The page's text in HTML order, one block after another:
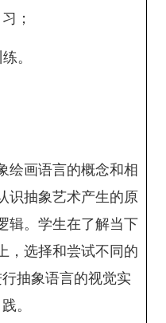
习；
。
绘画语言的概念和相
识抽象艺术产生的原
辑。学生在了解当下
，选择和尝试不同的
抽象语言的视觉实
践。